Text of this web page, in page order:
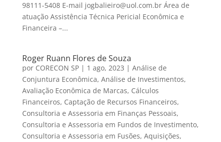
98111-5408 E-mail jogbalieiro@uol.com.br Área de
atuação Assistência Técnica Pericial Econômica e
Financeira –...
Roger Ruann Flores de Souza
por CORECON SP| 1 ago, 2023 | Análise de
Conjuntura Econômica, Análise de Investimentos,
Avaliação Econômica de Marcas, Cálculos
Financeiros, Captação de Recursos Financeiros,
Consultoria e Assessoria em Finanças Pessoais,
Consultoria e Assessoria em Fundos de Investimento,
Consultoria e Assessoria em Fusões, Aquisições,